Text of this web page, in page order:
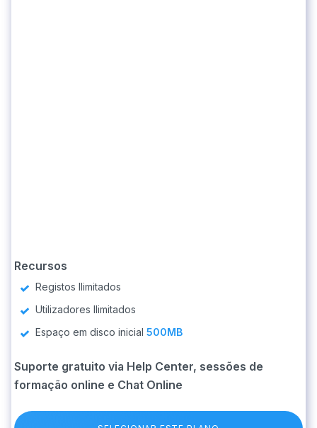
Recursos
Registos Ilimitados
Utilizadores Ilimitados
Espaço em disco inicial 500MB
Suporte gratuito via Help Center, sessões de
formação online e Chat Online